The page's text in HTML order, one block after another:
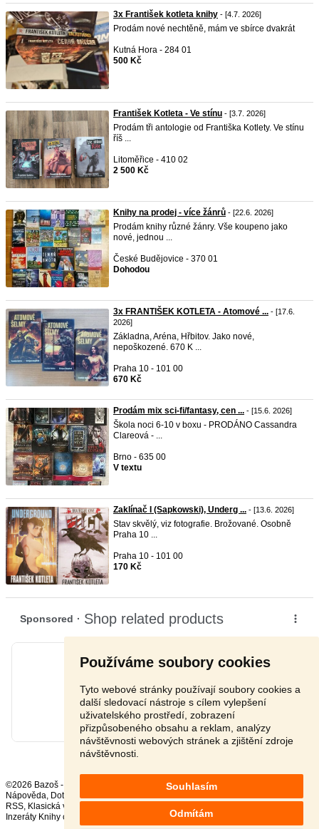
Používáme soubory cookies
Tyto webové stránky používají soubory cookies a
další sledovací nástroje s cílem vylepšení
uživatelského prostředí, zobrazení
přizpůsobeného obsahu a reklam, analýzy
návštěvnosti webových stránek a zjištění zdroje
návštěvnosti.
Souhlasím
Odmítám
3x František kotleta knihy - [4.7. 2026]
Prodám nové nechtěně, mám ve sbírce dvakrát
Kutná Hora - 284 01
500 Kč
František Kotleta - Ve stínu - [3.7. 2026]
Prodám tři antologie od Františka Kotlety. Ve stínu
říš ...
Litoměřice - 410 02
2 500 Kč
Knihy na prodej - více žánrů - [22.6. 2026]
Prodám knihy různé žánry. Vše koupeno jako
nové, jednou ...
České Budějovice - 370 01
Dohodou
3x FRANTIŠEK KOTLETA - Atomové ... - [17.6.
2026]
Základna, Aréna, Hřbitov. Jako nové,
nepoškozené. 670 K ...
Praha 10 - 101 00
670 Kč
Prodám mix sci-fi/fantasy, cen ... - [15.6. 2026]
Škola noci 6-10 v boxu - PRODÁNO Cassandra
Clareová - ...
Brno - 635 00
V textu
Zaklínač I (Sapkowski), Underg ... - [13.6. 2026]
Stav skvělý, viz fotografie. Brožované. Osobně
Praha 10 ...
Praha 10 - 101 00
170 Kč
©2026 Bazoš -
Nápověda, Dotazy ,
,
RSS,
Inzeráty Knihy celkem:
, za 24 hodin:740